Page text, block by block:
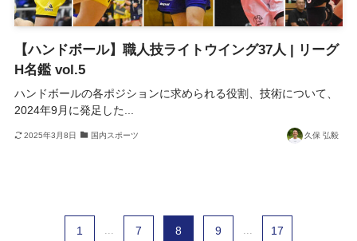
【ハンドボール】職人技ライトウイング37人 | リーグ
H名鑑 vol.5
ハンドボールの各ポジションに求められる役割、技術について、
2024年9月に発足した...
2025年3月8日 国内スポーツ 久保 弘毅
1 7 8 9 17